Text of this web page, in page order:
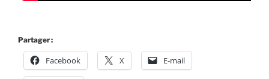
Partager :
Facebook X E-mail